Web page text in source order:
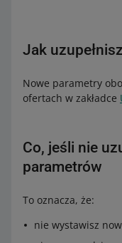
Jak
Nowe parametry
ofertach w zakładce
Co, jeśli nie
parametrów
To oznacza, że:
nie wystawisz